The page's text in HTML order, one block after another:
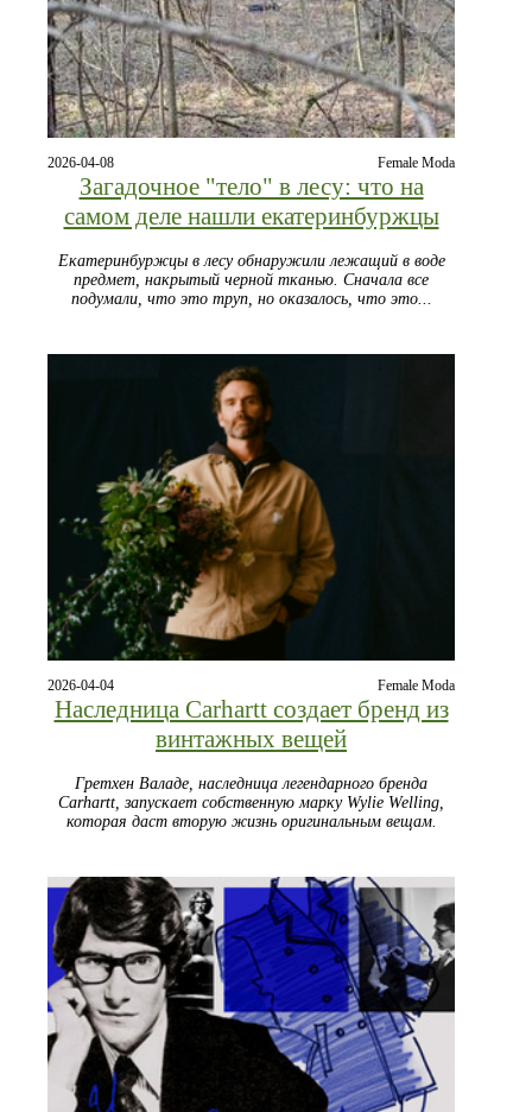
2026-04-08 Female Moda
Загадочное "тело" в лесу: что на
самом деле нашли екатеринбуржцы
Екатеринбуржцы в лесу обнаружили лежащий в воде
предмет, накрытый черной тканью. Сначала все
подумали, что это труп, но оказалось, что это...
2026-04-04 Female Moda
Наследница Carhartt создает бренд из
винтажных вещей
Гретхен Валаде, наследница легендарного бренда
Carhartt, запускает собственную марку Wylie Welling,
которая даст вторую жизнь оригинальным вещам.